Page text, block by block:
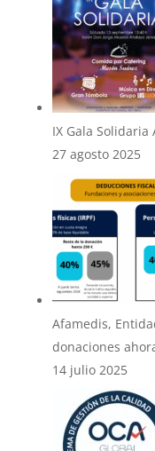
IX Gala
27 agosto 2025
Afamedis,
donaciones
14 julio 2025